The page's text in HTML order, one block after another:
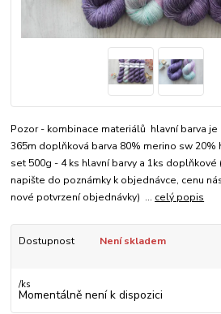
Pozor - kombinace materiálů hlavní barva
365m doplňková barva 80% merino sw 20%
set 500g - 4 ks hlavní barvy a 1ks
napište do poznámky k objednávce, cenu
nové potvrzení objednávky) ... celý popis
Dostupnost Není skladem
/ks
Momentálně není k dispozici